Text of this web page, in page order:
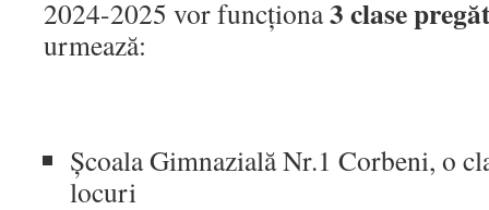
2024-2025 vor funcționa3 clase
urmează:
Școala Gimnazială Nr.1 Corbeni, o
locuri